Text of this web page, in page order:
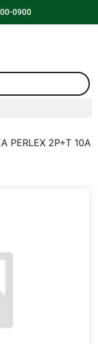
0900
PERLEX 2P+T 10A